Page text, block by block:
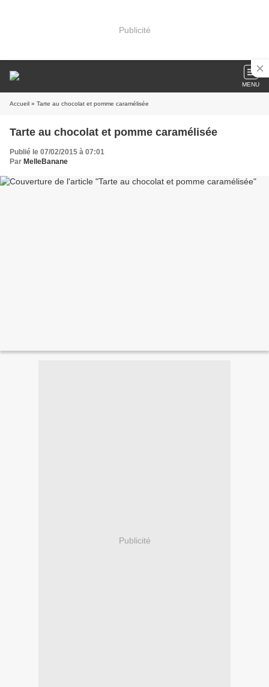
Publicité
MENU
Accueil » Tarte au chocolat et pomme caramélisée
Tarte au chocolat et pomme caramélisée
Publié le 07/02/2015 à 07:01
Par MelleBanane
Publicité